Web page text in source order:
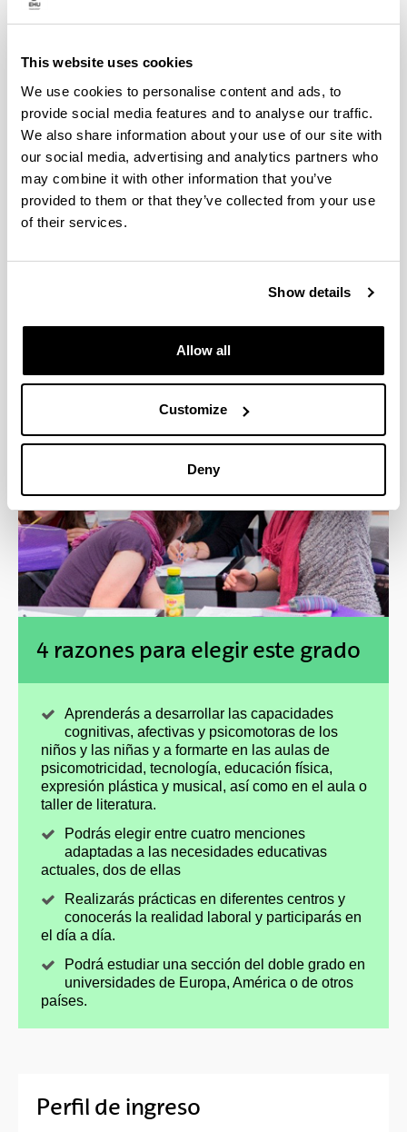
This website uses cookies
We use cookies to personalise content and ads, to
provide social media features and to analyse our traffic.
We also share information about your use of our site with
our social media, advertising and analytics partners who
may combine it with other information that you’ve
provided to them or that they’ve collected from your use
of their services.
Show details
Allow all
Customize
Deny
PLACES AVAILABLE
(Opens New Window)
Information prospectus
4 razones para elegir este grado
Aprenderás a desarrollar las capacidades
cognitivas, afectivas y psicomotoras de los
niños y las niñas y a formarte en las aulas de
psicomotricidad, tecnología, educación física,
expresión plástica y musical, así como en el aula o
taller de literatura.
Podrás elegir entre cuatro menciones
adaptadas a las necesidades educativas
actuales, dos de ellas
Realizarás prácticas en diferentes centros y
conocerás la realidad laboral y participarás en
el día a día.
Podrá estudiar una sección del doble grado en
universidades de Europa, América o de otros
países.
Perfil de ingreso